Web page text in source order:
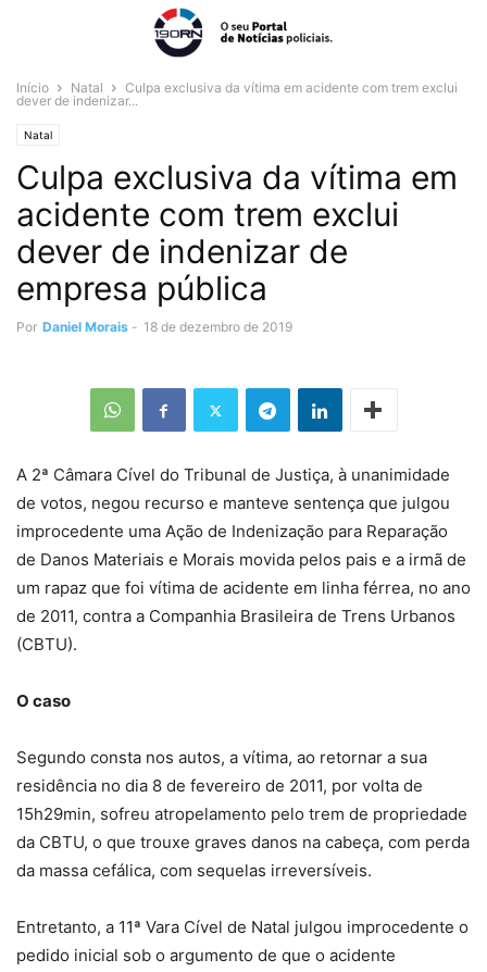
Início Natal
Culpa exclusiva da vítima em acidente com trem exclui
dever de indenizar...
Natal
Culpa exclusiva da vítima em
acidente com trem exclui
dever de indenizar de
empresa pública
Por Daniel Morais - 18 de dezembro de 2019
A 2ª Câmara Cível do Tribunal de Justiça, à unanimidade
de votos, negou recurso e manteve sentença que julgou
improcedente uma Ação de Indenização para Reparação
de Danos Materiais e Morais movida pelos pais e a irmã de
um rapaz que foi vítima de acidente em linha férrea, no ano
de 2011, contra a Companhia Brasileira de Trens Urbanos
(CBTU).
O caso
Segundo consta nos autos, a vítima, ao retornar a sua
residência no dia 8 de fevereiro de 2011, por volta de
15h29min, sofreu atropelamento pelo trem de propriedade
da CBTU, o que trouxe graves danos na cabeça, com perda
da massa cefálica, com sequelas irreversíveis.
Entretanto, a 11ª Vara Cível de Natal julgou improcedente o
pedido inicial sob o argumento de que o acidente